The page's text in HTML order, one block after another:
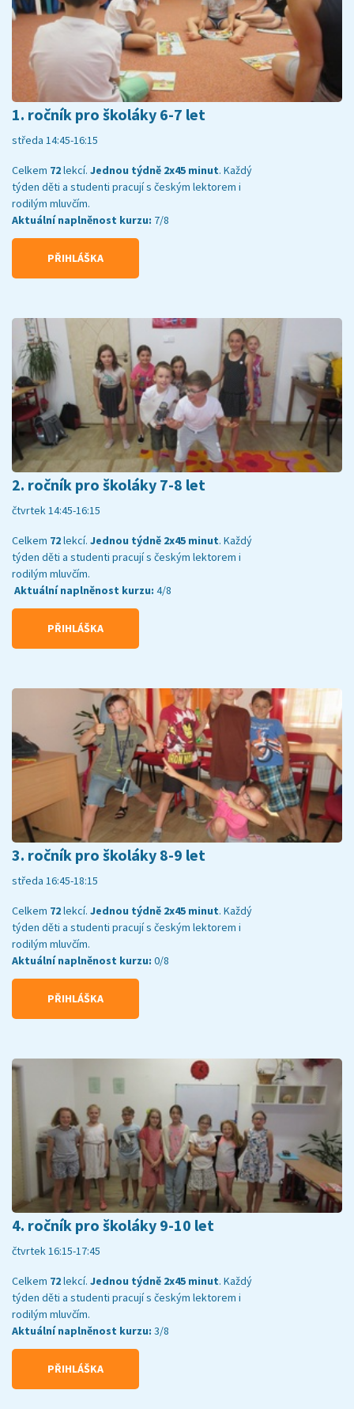
1. ročník pro školáky 6-7 let
středa 14:45-16:15
Celkem 72lekcí. Jednou týdně 2x45 minut. Každý
týden děti a studenti pracují s českým lektorem i
rodilým mluvčím.
Aktuální naplněnost kurzu: 7/8
PŘIHLÁŠKA
2. ročník pro školáky 7-8 let
čtvrtek 14:45-16:15
Celkem 72lekcí. Jednou týdně 2x45 minut. Každý
týden děti a studenti pracují s českým lektorem i
rodilým mluvčím.
Aktuální naplněnost kurzu: 4/8
PŘIHLÁŠKA
3. ročník pro školáky 8-9 let
středa 16:45-18:15
Celkem 72lekcí. Jednou týdně 2x45 minut. Každý
týden děti a studenti pracují s českým lektorem i
rodilým mluvčím.
Aktuální naplněnost kurzu: 0/8
PŘIHLÁŠKA
4. ročník pro školáky 9-10 let
čtvrtek 16:15-17:45
Celkem 72lekcí. Jednou týdně 2x45 minut. Každý
týden děti a studenti pracují s českým lektorem i
rodilým mluvčím.
Aktuální naplněnost kurzu: 3/8
PŘIHLÁŠKA